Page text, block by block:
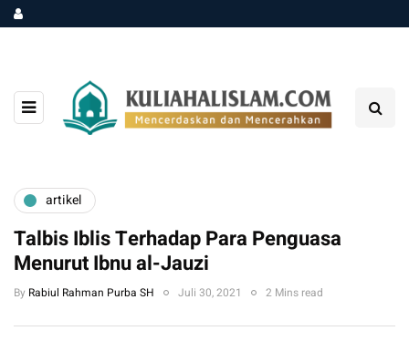
artikel
Talbis Iblis Terhadap Para Penguasa
Menurut Ibnu al-Jauzi
By Rabiul Rahman Purba SH Juli 30, 2021 2 Mins read